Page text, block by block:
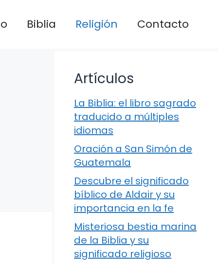
Biblia Religión Contacto
Artículos
La Biblia: el libro sagrado
traducido a múltiples
idiomas
Oración a San Simón de
Guatemala
Descubre el significado
bíblico de Aldair y su
importancia en la fe
Misteriosa bestia marina
de la Biblia y su
significado religioso